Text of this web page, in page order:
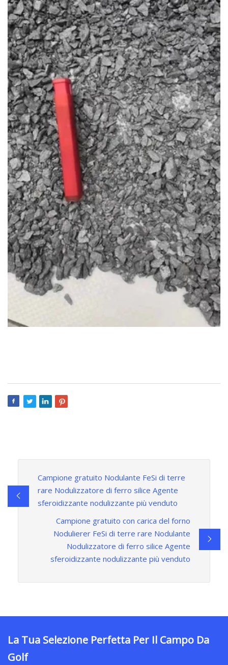
Campione gratuito Nodulante FeSi di terre
rare Nodulizzatore di ferro silice Agente
sferoidizzante nodulizzante più venduto
Campione gratuito con carica del forno
Nodulierer FeSi di terre rare Nodulante
Nodulizzatore di ferro silice Agente
sferoidizzante nodulizzante più venduto
La Tua Selezione Perfetta Per Il Campo Da
Golf